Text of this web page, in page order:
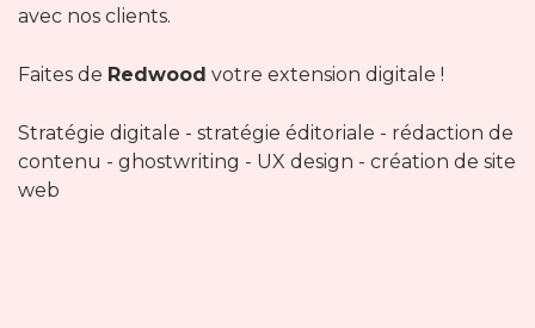
avec nos clients.
Faites de Redwood votre extension digitale !
Stratégie digitale - stratégie éditoriale - rédaction de
contenu - ghostwriting - UX design - création de site
web